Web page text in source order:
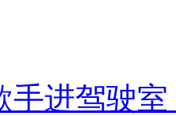
手进驾驶